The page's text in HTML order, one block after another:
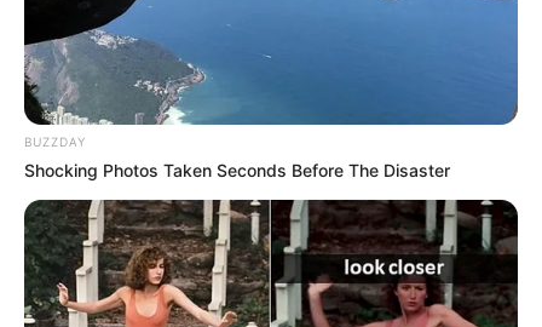
Les Meilleures cotes pour les plus grandes compétitions de
Football sont ici
LIRE LA SUITE
BUZZDAY
Shocking Photos Taken Seconds Before The Disaster